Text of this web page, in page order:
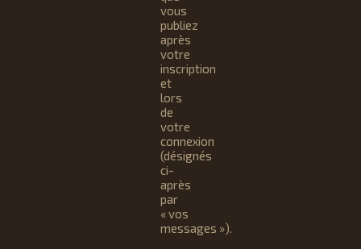
vous
publiez
après
votre
inscription
et
lors
de
votre
connexion
(désignés
ci-
après
par
« vos
messages »).